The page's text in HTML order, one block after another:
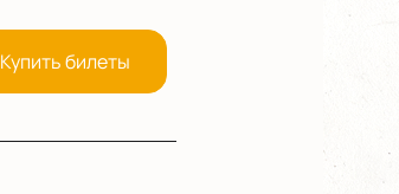
Купить билеты